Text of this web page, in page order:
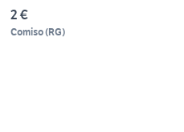
2 €
Comiso(RG)